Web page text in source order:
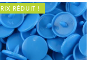
RÉDUIT !